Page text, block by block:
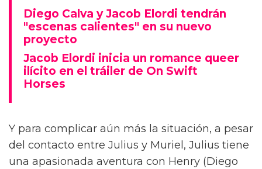
Diego Calva y Jacob Elordi tendrán
"escenas calientes" en su nuevo
proyecto
Jacob Elordi inicia un romance queer
ilícito en el tráiler de On Swift
Horses
Y para complicar aún más la situación, a pesar
del contacto entre Julius y Muriel, Julius tiene
una apasionada aventura con Henry (Diego